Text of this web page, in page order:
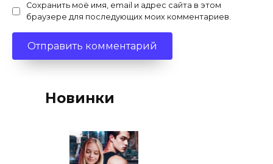
Сохранить моё имя, email и адрес сайта в этом
браузере для последующих моих комментариев.
Новинки